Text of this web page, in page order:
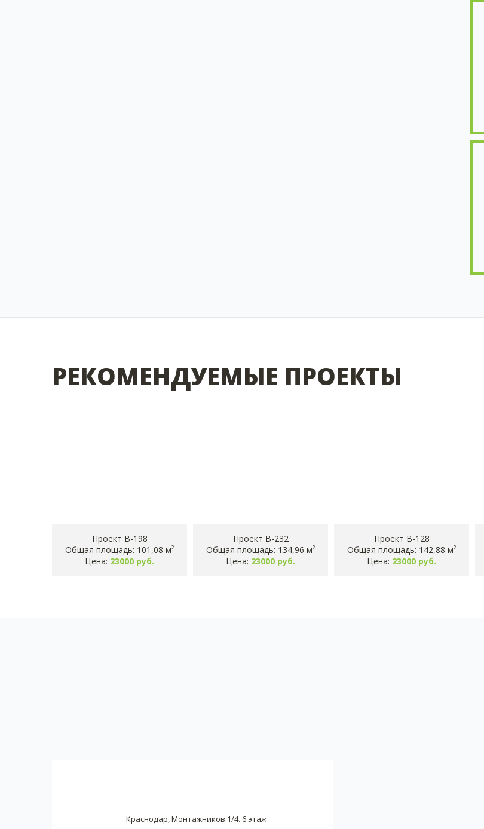
РЕКОМЕНДУЕМЫЕ ПРОЕКТЫ
Проект B-198
Общая площадь: 101,08 м2
Цена: 23000 руб.
Проект B-232
Общая площадь: 134,96 м2
Цена: 23000 руб.
Проект B-128
Общая площадь: 142,88 м2
Цена: 23000 руб.
Краснодар, Монтажников 1/4. 6 этаж